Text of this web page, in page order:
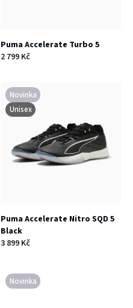
Puma Accelerate Turbo 5
2 799 Kč
Novinka
Unisex
Puma Accelerate Nitro SQD 5
Black
3 899 Kč
Novinka